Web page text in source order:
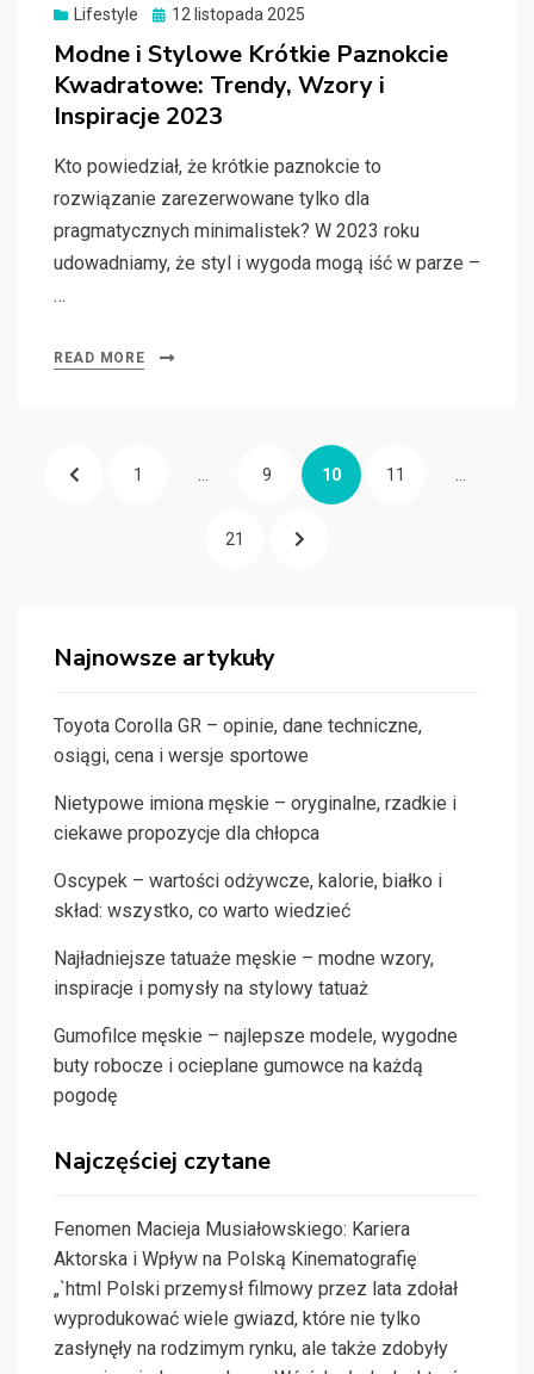
Lifestyle
Posted
12 listopada 2025
Modne i Stylowe Krótkie Paznokcie
Kwadratowe: Trendy, Wzory i
Inspiracje 2023
Kto powiedział, że krótkie paznokcie to
rozwiązanie zarezerwowane tylko dla
pragmatycznych minimalistek? W 2023 roku
udowadniamy, że styl i wygoda mogą iść w parze –
…
READ MORE
Stronicowanie
PREVIOUSPAGE
1 … PAGE
9 PAGE
10 PAGE
11 …
PAGE
21 NEXT
Najnowsze artykuły
Toyota Corolla GR – opinie, dane techniczne,
osiągi, cena i wersje sportowe
Nietypowe imiona męskie – oryginalne, rzadkie i
ciekawe propozycje dla chłopca
Oscypek – wartości odżywcze, kalorie, białko i
skład: wszystko, co warto wiedzieć
Najładniejsze tatuaże męskie – modne wzory,
inspiracje i pomysły na stylowy tatuaż
Gumofilce męskie – najlepsze modele, wygodne
buty robocze i ocieplane gumowce na każdą
pogodę
Najczęściej czytane
Fenomen Macieja Musiałowskiego: Kariera
Aktorska i Wpływ na Polską Kinematografię
„`html Polski przemysł filmowy przez lata zdołał
wyprodukować wiele gwiazd, które nie tylko
zasłynęły na rodzimym rynku, ale także zdobyły